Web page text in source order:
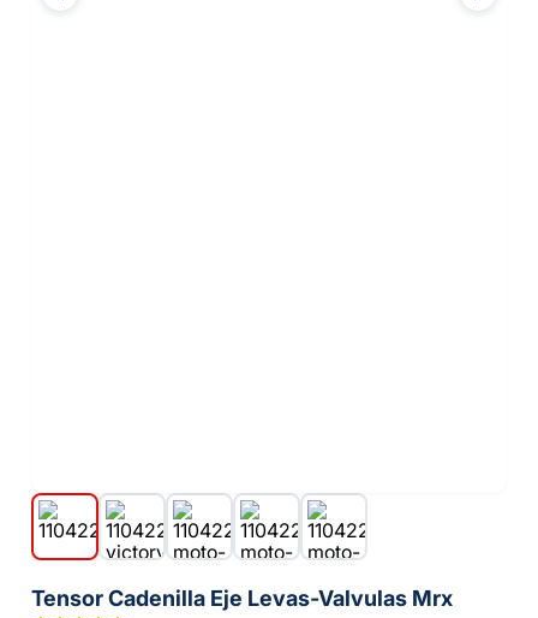
Tensor Cadenilla Eje Levas-Valvulas Mrx